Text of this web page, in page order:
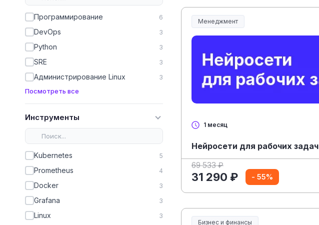
Программирование 6
DevOps 3
Python 3
SRE 3
Администрирование Linux 3
Посмотреть все
Инструменты
Kubernetes 5
Prometheus 4
Docker 3
Grafana 3
Linux 3
Менеджмент
Менеджмент и управление
1 месяц
Нейросети для рабочих задач
69 533 ₽
31 290 ₽ - 55%
Бизнес и финансы